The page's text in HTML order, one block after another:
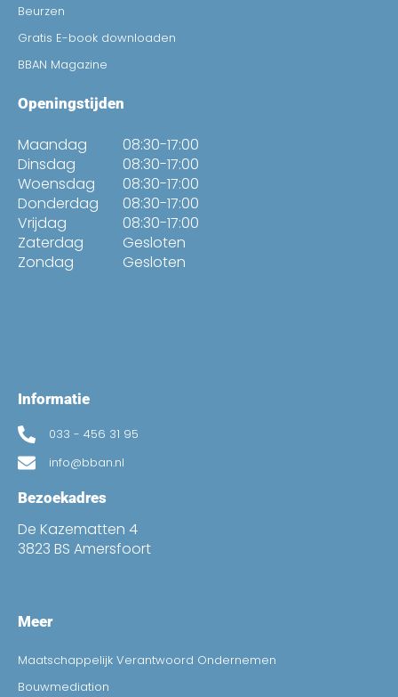
Beurzen
Gratis E-book downloaden
BBAN Magazine
Openingstijden
Maandag
Dinsdag
Woensdag
Donderdag
Vrijdag
Zaterdag
Zondag
08:30-17:00
08:30-17:00
08:30-17:00
08:30-17:00
08:30-17:00
Gesloten
Gesloten
Informatie
033 - 456 31 95
info@bban.nl
Bezoekadres
De Kazematten 4
3823 BS Amersfoort
Meer
Maatschappelijk Verantwoord Ondernemen
Bouwmediation